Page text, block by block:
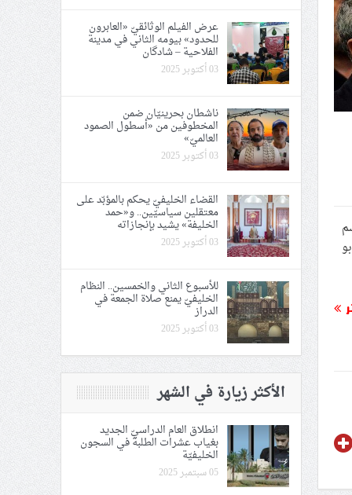
عرض الفيلم الوثائقيّ «العابرون
للحدود» بيومه الثاني في مدينة
الفلاحية – شادگان
03 أكتوبر 2025
ناشطان بحرينيّان ضمن
المخطوفين من «أسطول الصمود
العالميّ»
03 أكتوبر 2025
القضاء الخليفيّ يحكم بالمؤبّد على
معتقلين سياسيّين.. و«حمد
الخليفة» يشيد بإنجازاته
03 أكتوبر 2025
للأسبوع الثاني والخمسين.. النظام
الخليفيّ يمنع صلاة الجمعة في
الدراز
03 أكتوبر 2025
الأكثر زيارة في الشهر
انطلاق العام الدراسيّ الجديد
بغياب عشرات الطلبة في السجون
الخليفيّة
05 سبتمبر 2025